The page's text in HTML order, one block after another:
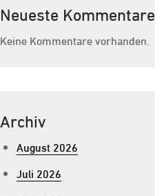
Neueste Kommentare
Keine Kommentare vorhanden.
Archiv
August 2026
Juli 2026